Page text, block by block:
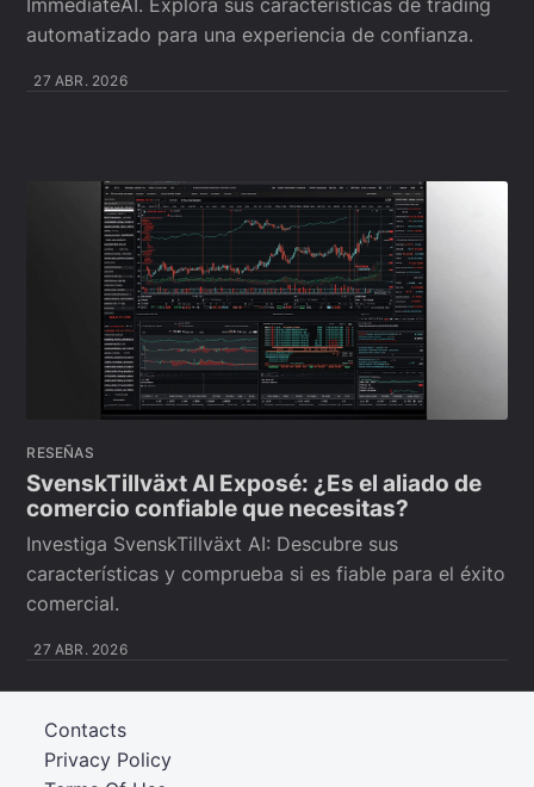
ImmediateAI. Explora sus características de trading
automatizado para una experiencia de confianza.
27 ABR. 2026
RESEÑAS
SvenskTillväxt AI Exposé: ¿Es el aliado de
comercio confiable que necesitas?
Investiga SvenskTillväxt AI: Descubre sus
características y comprueba si es fiable para el éxito
comercial.
27 ABR. 2026
Privacy Policy
Contacts